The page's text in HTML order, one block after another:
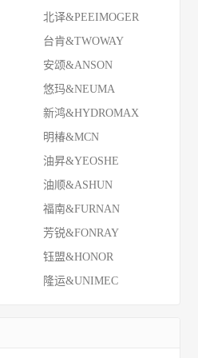
北译&PEEIMOGER
台肯&TWOWAY
安颂&ANSON
悠玛&NEUMA
新鸿&HYDROMAX
明椿&MCN
油昇&YEOSHE
油顺&ASHUN
福南&FURNAN
芳锐&FONRAY
钰盟&HONOR
隆运&UNIMEC